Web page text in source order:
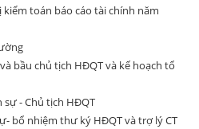
toán báo cáo tài chính năm
bầu chủ tịch HĐQT và kế hoạch tổ
- Chủ tịch HĐQT
bổ nhiệm thư ký HĐQT và trợ lý CT